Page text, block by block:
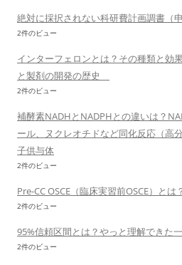
絶対に採択されない科研費計画調書（
2件のビュー
インターフェロンとは？その種類と効
と製剤の開発の歴史
2件のビュー
補酵素NADHとNADPHとの違いは？
ール、ヌクレオチドなど同化反応（高
子供与体
2件のビュー
Pre-CC OSCE（臨床実習前OSCE）と
2件のビュー
95%信頼区間とは？やっと理解できた
2件のビュー